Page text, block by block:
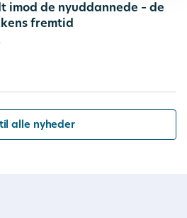
imod de nyuddannede – de
fremtid
alle nyheder